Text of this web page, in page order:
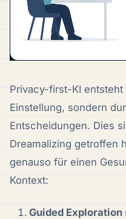
Privacy-first-KI
Einstellung, sondern
Entscheidungen. Dies
Dreamalizing getroffen
genauso für einen
Kontext:
Guided